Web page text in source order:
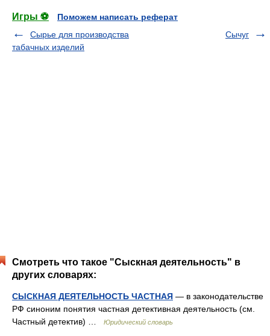
Игры ⚽
Поможем написать реферат
Сырье для производства
табачных изделий
Сычуг
Смотреть что такое "Сыскная деятельность" в
других словарях:
СЫСКНАЯ ДЕЯТЕЛЬНОСТЬ ЧАСТНАЯ — в законодательстве
РФ синоним понятия частная детективная деятельность (см.
Частный детектив) …
Юридический словарь